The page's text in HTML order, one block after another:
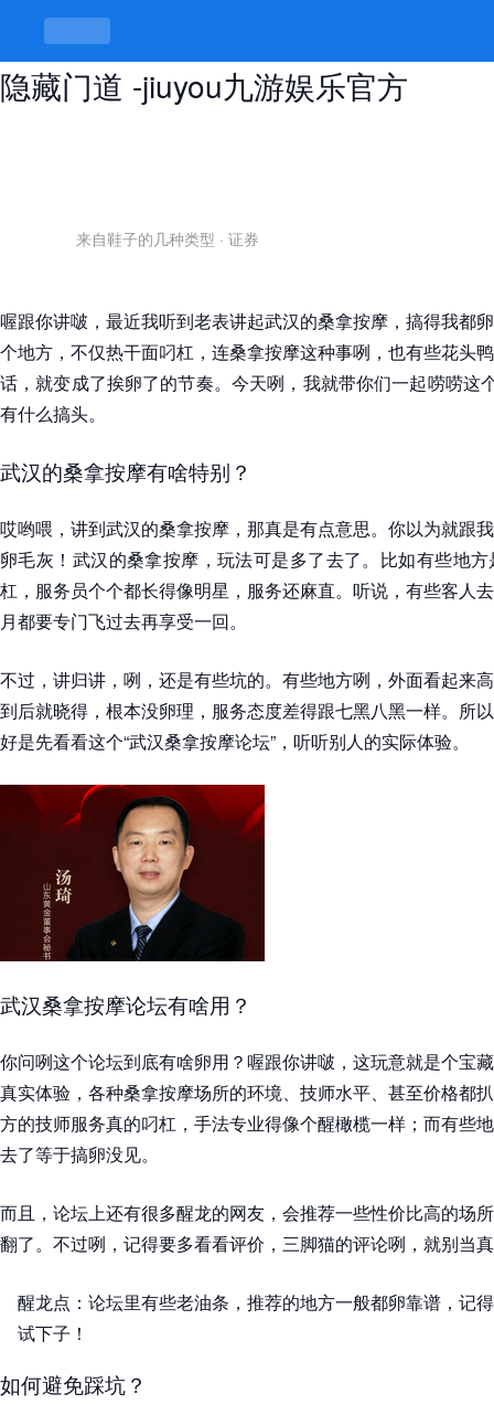
武汉桑拿按摩论坛，体验独特服务的
隐藏门道 -jiuyou九游娱乐官方
来自鞋子的几种类型 · 证券
喔跟你讲啵，最近我听到老表讲起武汉的桑拿按摩，搞得我都
个地方，不仅热干面叼杠，连桑拿按摩这种事咧，也有些花头
话，就变成了挨卵了的节奏。今天咧，我就带你们一起唠唠这
有什么搞头。
武汉的桑拿按摩有啥特别？
哎哟喂，讲到武汉的桑拿按摩，那真是有点意思。你以为就跟
卵毛灰！武汉的桑拿按摩，玩法可是多了去了。比如有些地
杠，服务员个个都长得像明星，服务还麻直。听说，有些客人
月都要专门飞过去再享受一回。
不过，讲归讲，咧，还是有些坑的。有些地方咧，外面看起来
到后就晓得，根本没卵理，服务态度差得跟七黑八黑一样。所
好是先看看这个“武汉桑拿按摩论坛”，听听别人的实际体验。
武汉桑拿按摩论坛有啥用？
你问咧这个论坛到底有啥卵用？喔跟你讲啵，这玩意就是个宝
真实体验，各种桑拿按摩场所的环境、技师水平、甚至价格都
方的技师服务真的叼杠，手法专业得像个醒橄榄一样；而有些
去了等于搞卵没见。
而且，论坛上还有很多醒龙的网友，会推荐一些性价比高的场
翻了。不过咧，记得要多看看评价，三脚猫的评论咧，就别当
醒龙点：论坛里有些老油条，推荐的地方一般都卵靠谱，记
试下子！
如何避免踩坑？